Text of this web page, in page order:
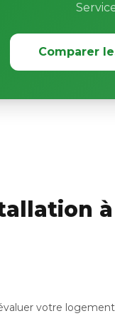
Comparer
à
votre